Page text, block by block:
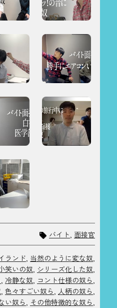
バイト 面接官
ランド, 当然のように変な奴,
笑いの奴, シリーズ化した奴,
, 冷静な奴, コント仕様の奴ら,
, 色々すごい奴ら, 人柄の奴ら,
い奴ら, その他特徴的な奴ら,